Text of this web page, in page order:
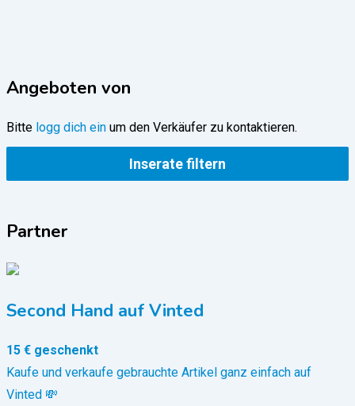
Angeboten von
Bitte logg dich ein um den Verkäufer zu kontaktieren.
Inserate filtern
Partner
Second Hand auf Vinted
15 € geschenkt
Kaufe und verkaufe gebrauchte Artikel ganz einfach auf
Vinted 💸